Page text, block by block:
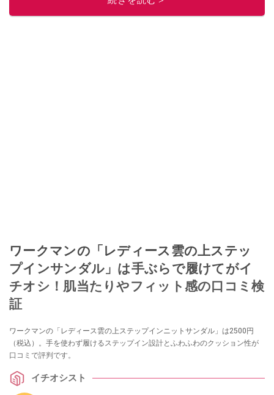
ワークマンの「レディース雲の上ステッ
プインサンダル」は手ぶらで履けてがイ
チオシ！肌当たりやフィット感の口コミ検
証
ワークマンの「レディース雲の上ステップインニットサンダル」は2500円
（税込）。手を使わず履けるステップイン設計とふわふわのクッション性が
口コミで評判です。
イチオシスト